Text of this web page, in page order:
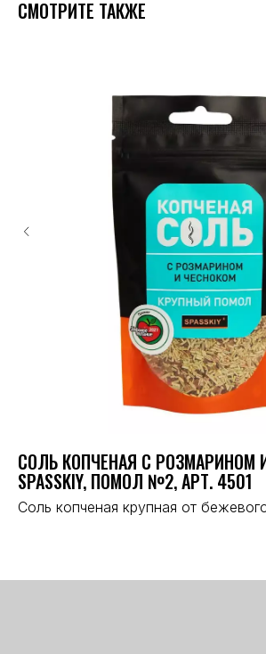
СМОТРИТЕ ТАКЖЕ
СОЛЬ КОПЧЕНАЯ С РОЗМАРИНОМ
SPASSKIY, ПОМОЛ №2, АРТ. 4501
Соль копченая крупная от